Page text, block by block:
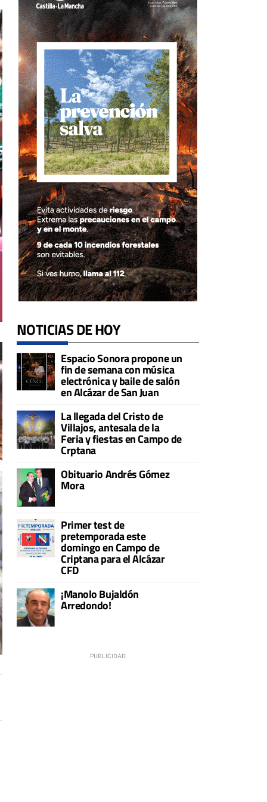
NOTICIAS DE HOY
Espacio Sonora propone un
fin de semana con música
electrónica y baile de salón
en Alcázar de San Juan
La llegada del Cristo de
Villajos, antesala de la
Feria y fiestas en Campo de
Crptana
Obituario Andrés Gómez
Mora
Primer test de
pretemporada este
domingo en Campo de
Criptana para el Alcázar
CFD
¡Manolo Bujaldón
Arredondo!